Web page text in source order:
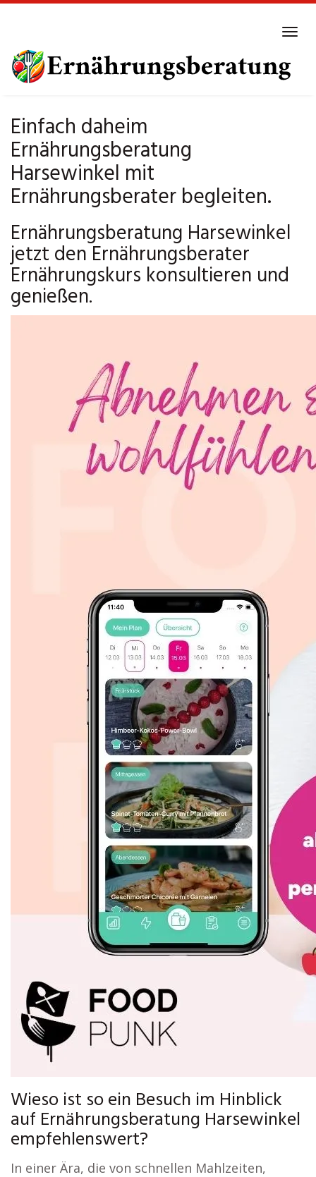
main
content
Einfach daheim
Ernährungsberatung
Harsewinkel mit
Ernährungsberater begleiten.
Ernährungsberatung Harsewinkel
jetzt den Ernährungsberater
Ernährungskurs konsultieren und
genießen.
Wieso ist so ein Besuch im Hinblick
auf Ernährungsberatung Harsewinkel
empfehlenswert?
In einer Ära, die von schnellen Mahlzeiten,